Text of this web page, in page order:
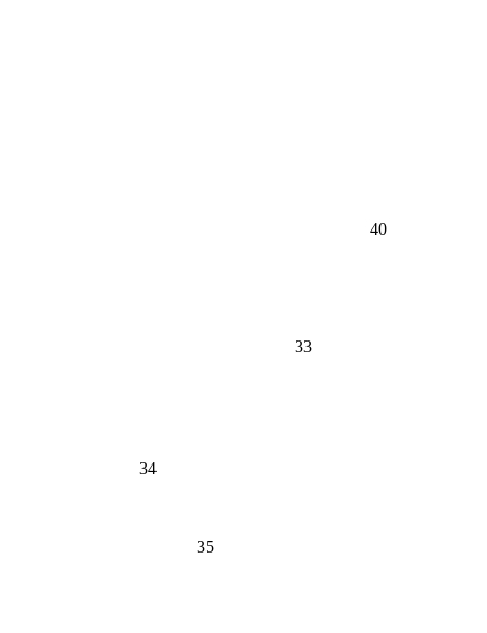
40
33
34
35